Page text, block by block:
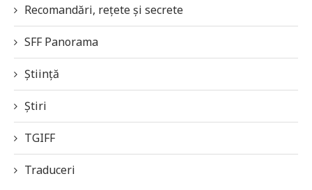
Recomandări, rețete și secrete
SFF Panorama
Știință
Știri
TGIFF
Traduceri